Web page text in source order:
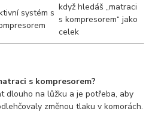
systém s
když hledáš „matraci
s kompresorem“ jako
celek
s kompresorem?
dlouho na lůžku a je potřeba, aby
změnou tlaku v komorách.